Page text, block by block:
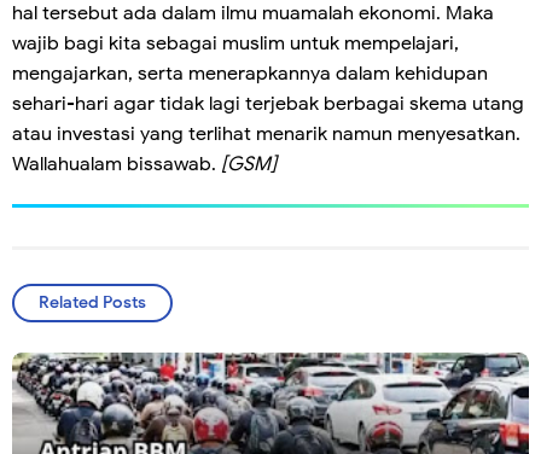
hal tersebut ada dalam ilmu muamalah ekonomi. Maka
wajib bagi kita sebagai muslim untuk mempelajari,
mengajarkan, serta menerapkannya dalam kehidupan
sehari-hari agar tidak lagi terjebak berbagai skema utang
atau investasi yang terlihat menarik namun menyesatkan.
Wallahualam bissawab. [GSM]
Related Posts